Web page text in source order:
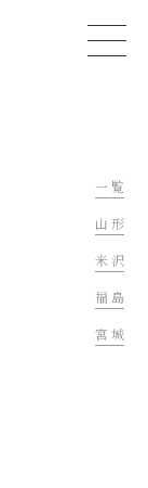
一 覧
山 形
米 沢
福 島
宮 城